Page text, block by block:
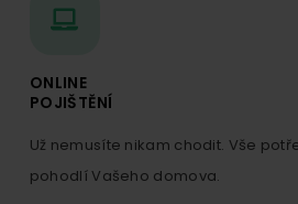
ONLINE
POJIŠTĚNÍ
Už nemusíte nikam chodit. Vše
pohodlí Vašeho domova.